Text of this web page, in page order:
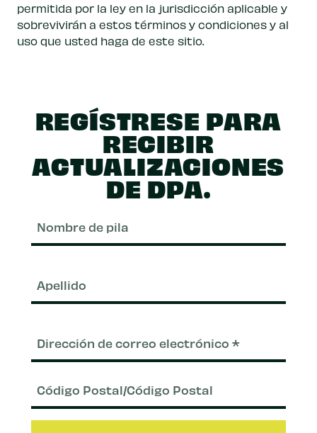
permitida por la ley en la jurisdicción aplicable y
sobrevivirán a estos términos y condiciones y al
uso que usted haga de este sitio.
REGÍSTRESE PARA
RECIBIR
ACTUALIZACIONES
DE DPA.
electrónico